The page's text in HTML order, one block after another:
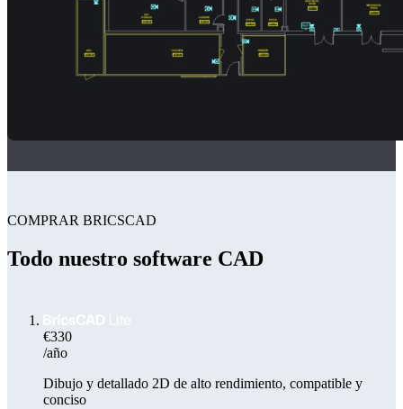
COMPRAR BRICSCAD
Todo nuestro software CAD
€330
/año
Dibujo y detallado 2D de alto rendimiento, compatible y
conciso